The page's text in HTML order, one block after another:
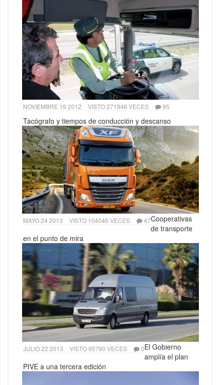
NOVIEMBRE 19 2012 VISTO 271946 VECES 95
Tacógrafo y tiempos de conducción y descanso
MAYO 24 2013 VISTO 104046 VECES 47Cooperativas
de transporte
en el punto de mira
JULIO 22 2013 VISTO 95790 VECES 0El Gobierno
amplía el plan
PIVE a una tercera edición